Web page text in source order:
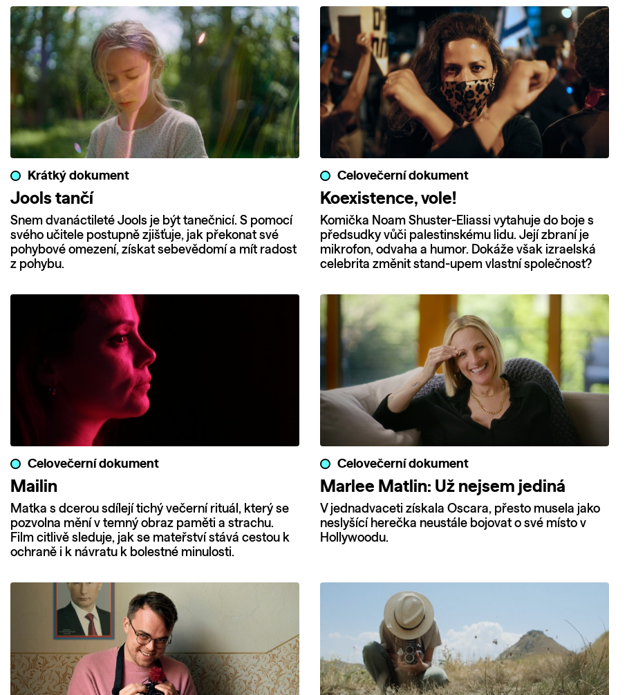
Krátký dokument
Jools tančí
Snem dvanáctileté Jools je být tanečnicí. S pomocí
svého učitele postupně zjišťuje, jak překonat své
pohybové omezení, získat sebevědomí a mít radost
z pohybu.
Celovečerní dokument
Koexistence, vole!
Komička Noam Shuster-Eliassi vytahuje do boje s
předsudky vůči palestinskému lidu. Její zbraní je
mikrofon, odvaha a humor. Dokáže však izraelská
celebrita změnit stand-upem vlastní společnost?
Celovečerní dokument
Mailin
Matka s dcerou sdílejí tichý večerní rituál, který se
pozvolna mění v temný obraz paměti a strachu.
Film citlivě sleduje, jak se mateřství stává cestou k
ochraně i k návratu k bolestné minulosti.
Celovečerní dokument
Marlee Matlin: Už nejsem jediná
V jednadvaceti získala Oscara, přesto musela jako
neslyšící herečka neustále bojovat o své místo v
Hollywoodu.